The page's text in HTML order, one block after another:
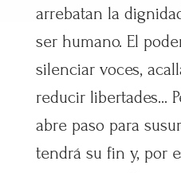
arrebatan la
ser humano. El
silenciar voces,
reducir libertades…
abre paso para
tendrá su fin y, por